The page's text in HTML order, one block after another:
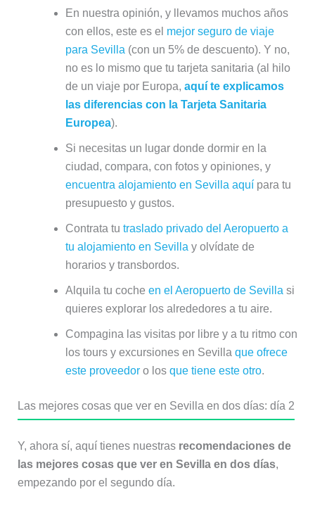
En nuestra opinión, y llevamos muchos años
con ellos, este es el mejor seguro de viaje
para Sevilla (con un 5% de descuento). Y no,
no es lo mismo que tu tarjeta sanitaria (al hilo
de un viaje por Europa, aquí te explicamos
las diferencias con la Tarjeta Sanitaria
Europea).
Si necesitas un lugar donde dormir en la
ciudad, compara, con fotos y opiniones, y
encuentra alojamiento en Sevilla aquípara tu
presupuesto y gustos.
Contrata tu traslado privado del Aeropuerto a
tu alojamiento en Sevilla y olvídate de
horarios y transbordos.
Alquila tu coche en el Aeropuerto de Sevilla si
quieres explorar los alrededores a tu aire.
Compagina las visitas por libre y a tu ritmo con
los tours y excursiones en Sevilla que ofrece
este proveedoro los que tiene este otro.
Las mejores cosas que ver en Sevilla en dos días: día 2
Y, ahora sí, aquí tienes nuestras recomendaciones de
las mejores cosas que ver en Sevilla en dos días,
empezando por el segundo día.